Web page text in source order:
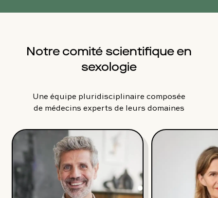
Notre comité scientifique en
sexologie
Une équipe pluridisciplinaire composée
de médecins experts de leurs domaines